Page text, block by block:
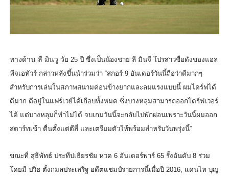
ทางด้าน ลี มินวู วัย 25 ปี ซึ่งเป็นน้องชาย ลี มินจี โปรสาวชื่อดังของแอล
พีจเอทัวร์ กล่าวหลังขึ้นนำร่วมว่า “สกอร์ 9 อันเดอร์วันนี้ถือว่าดีมากๆ
สำหรับการเล่นในสภาพสนามค่อนข้างยากและลมแรงแบบนี้ ผมไดร์ฟได้
ดีมาก ตีอยู่ในแฟร์เวย์ได้เกือบทั้งหมด ซึ่งบางหลุมสามารถออกไดร์ฟเวอร์
ได้ แต่บางหลุมก็ทำไม่ได้ จบเกมวันนี้จะกลับไปพักผ่อนเพราะวันนี้ผมออก
สตาร์ทเช้า ตื่นตั้งแต่ตีสี่ และเตรียมตัวให้พร้อมสำหรับวันพรุ่งนี้”
ขณะที่ สุธีพัทธ์ ประทีปเธียรชัย หวด 6 อันเดอร์พาร์ 65รั้งอันดับ 8ร่วม
โดยมี ปวิธ ตั้งกมลประเสริฐ อดีตแชมป์รายการนี้เมื่อปี 2016, แดนไท บุญ